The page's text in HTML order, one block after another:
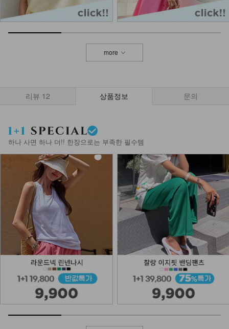
more
리뷰 12 상품정보 문의
하나 사면 하나 더!! 한장으로는 부족한 필수템